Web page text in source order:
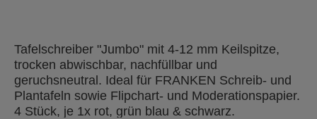
Tafelschreiber "Jumbo" mit 4-12 mm Keilspitze,
trocken abwischbar, nachfüllbar und
geruchsneutral. Ideal für FRANKEN Schreib- und
Plantafeln sowie Flipchart- und Moderationspapier.
4 Stück, je 1x rot, grün blau & schwarz.